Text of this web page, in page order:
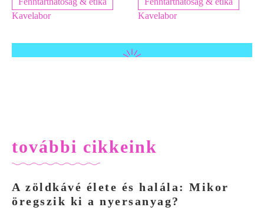
Kavelabor
Kavelabor
további cikkeink
A zöldkávé élete és halála: Mikor
öregszik ki a nyersanyag?